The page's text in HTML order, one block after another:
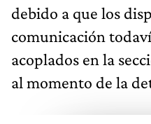
debido a que los
comunicación
acoplados en la
al momento de la